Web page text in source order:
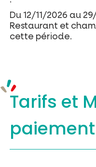
Du 12/11/2026 au
Restaurant et
cette période.
Tarifs et
paiement